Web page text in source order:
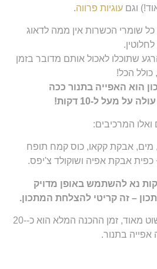
וגם עוגיות פרווה.
כל שומרי הכשרות אין ממה לדאוג
שתוכלו לאכול אותם מדובר בזמן
הוא האפייה בתנור ככה
על מעל ל-10 דקות!
ואלו המרכיבים:
מים, אבקת קקאו, כוס קמח תופח
אבקת אפיה ושוקולד צ'יפס.
נא להשתמש באופן מדויק
– זה קריטי להצלחת המתכון.
כמו שציינו אופן ההכנה פשוט מאוד, זמן ההכנה המלא הוא כ-20-